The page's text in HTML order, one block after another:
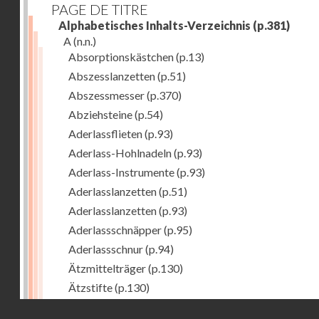
PAGE DE TITRE
Alphabetisches Inhalts-Verzeichnis (p.381)
A (n.n.)
Absorptionskästchen(p.13)
Abszesslanzetten(p.51)
Abszessmesser(p.370)
Abziehsteine(p.54)
Aderlassflieten(p.93)
Aderlass-Hohlnadeln(p.93)
Aderlass-Instrumente(p.93)
Aderlasslanzetten(p.51)
Aderlasslanzetten(p.93)
Aderlassschnäpper(p.95)
Aderlassschnur(p.94)
Ätzmittelträger(p.130)
Ätzstifte(p.130)